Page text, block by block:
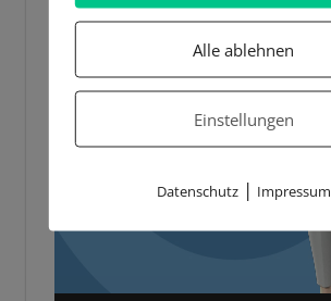
Alle ablehnen
Einstellungen
Datenschutz| Impressum